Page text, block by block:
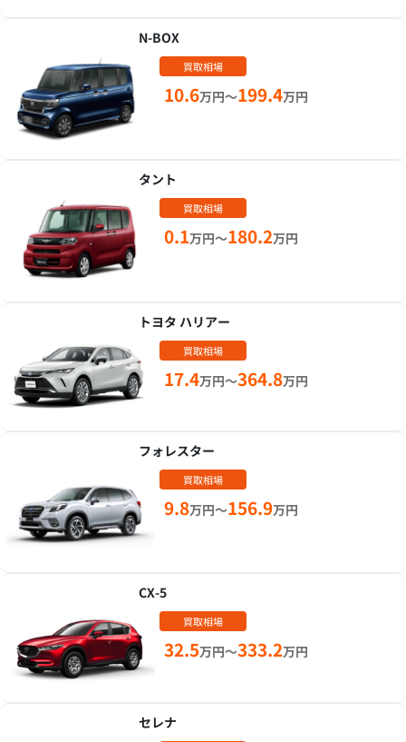
N-BOX
買取相場
10.6万円～199.4万円
タント
買取相場
0.1万円～180.2万円
トヨタ ハリアー
買取相場
17.4万円～364.8万円
フォレスター
買取相場
9.8万円～156.9万円
CX-5
買取相場
32.5万円～333.2万円
セレナ